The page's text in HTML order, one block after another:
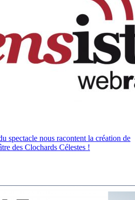
spectacle nous racontent la création de
des Clochards Célestes !